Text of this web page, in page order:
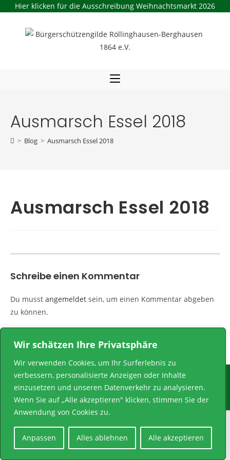
Wir schätzen Ihre Privatsphäre
Wir verwenden Cookies, um Ihr Surferlebnis zu
verbessern, personalisierte Anzeigen oder Inhalte
einzusetzen und unseren Datenverkehr zu analysieren.
Wenn Sie auf „Alle akzeptieren" klicken, stimmen Sie der
Anwendung von Cookies zu.
Anpassen Alles ablehnen Alle akzeptieren
Hier klicken für die Ausschreibung Weihnachtsmarkt 2026
Ausmarsch Essel 2018
> Blog > Ausmarsch Essel 2018
Ausmarsch Essel 2018
Schreibe einen Kommentar
Du musst angemeldet sein, um einen Kommentar abgeben
zu können.
Impressum Datenschutzerklärung
© Copyright 2026 | Bürgerschützengilde Röllinghausen-Berghausen
1864 e.V. | All Rights Reserved